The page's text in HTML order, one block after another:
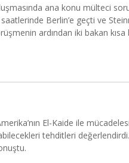
ana konu mülteci
Berlin’e geçti ve
ardından iki bakan kısa
El-Kaide ile
tehditleri değerlendirdi.